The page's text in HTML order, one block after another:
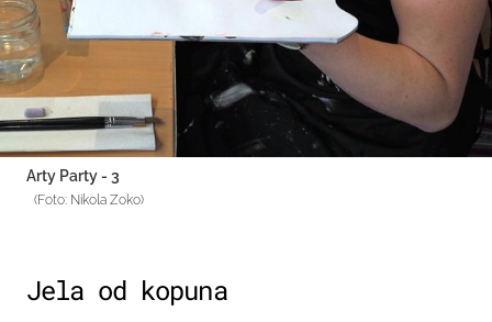
Arty Party - 3
(Foto: Nikola Zoko)
Jela od kopuna